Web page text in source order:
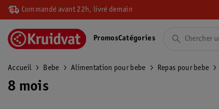
Commandé avant 22h, livré demain
PromosCatégories
Accueil Bebe Alimentation pour bebe Repas pour bebe
8 mois